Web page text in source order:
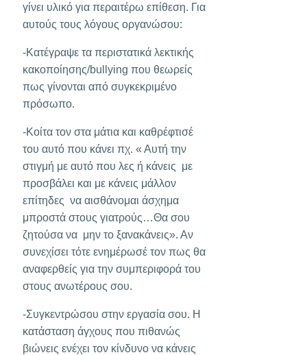
γίνει υλικό για περαιτέρω επίθεση. Για
αυτούς τους λόγους οργανώσου:
-Κατέγραψε τα περιστατικά λεκτικής
κακοποίησης/bullying που θεωρείς
πως γίνονται από συγκεκριμένο
πρόσωπο.
-Κοίτα τον στα μάτια και καθρέφτισέ
του αυτό που κάνει πχ. « Αυτή την
στιγμή με αυτό που λες ή κάνεις με
προσβάλει και με κάνεις μάλλον
επίτηδες να αισθάνομαι άσχημα
μπροστά στους γιατρούς…Θα σου
ζητούσα να μην το ξανακάνεις». Αν
συνεχίσει τότε ενημέρωσέ τον πως θα
αναφερθείς για την συμπεριφορά του
στους ανωτέρους σου.
-Συγκεντρώσου στην εργασία σου. Η
κατάσταση άγχους που πιθανώς
βιώνεις ενέχει τον κίνδυνο να κάνεις